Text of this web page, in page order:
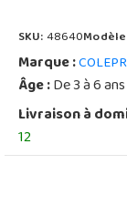
SKU:48640
Marque :
Âge :De 3 à 6
Livraison à
12